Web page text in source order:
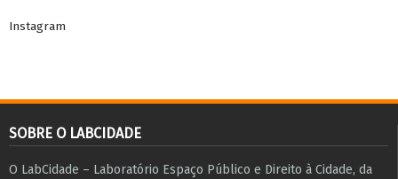
Instagram
SOBRE O LABCIDADE
O LabCidade – Laboratório Espaço Público e Direito à Cidade, da